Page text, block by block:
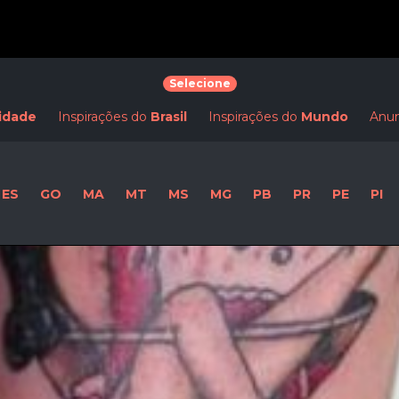
Selecione
Inspirações do Brasil Inspirações do Mundo
ES GO MA MT MS MG PB PR PE PI